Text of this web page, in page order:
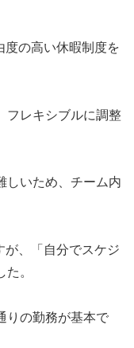
度の高い休暇制度を
フレキシブルに調整
しいため、チーム内
が、「自分でスケジ
。
りの勤務が基本で